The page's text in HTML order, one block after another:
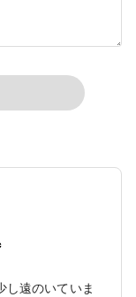
し遠のいていま